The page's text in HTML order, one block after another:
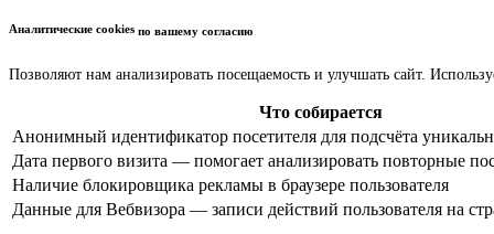
Аналитические cookies по вашему согласию
Позволяют нам анализировать посещаемость и улучшать сайт.
Что собирается
Анонимный идентификатор посетителя для подсчёта
Дата первого визита — помогает анализировать повторные
Наличие блокировщика рекламы в браузере пользователя
Данные для Вебвизора — записи действий пользователя на